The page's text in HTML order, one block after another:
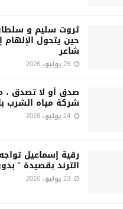
ثروت سليم و
حين يتحول
شاعر
صدق أو لا تصدق ،
شركة مياه الشرب
رقية إسماعيل
الترند بقصيدة ”